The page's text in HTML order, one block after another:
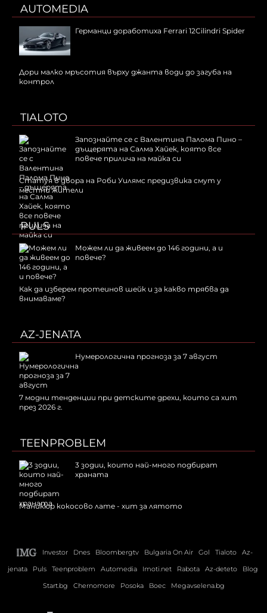
AUTOMEDIA
Германци доработиха Ferrari 12Cilindri Spider
Дори малко мръсотия върху джанта води до загуба на
контрол
TIALOTO
Запознайте се с Валентина Палома Пино –
дъщерята на Салма Хайек, която все
повече прилича на майка си
Статуя в двора на Роби Уилямс предизвика смут у
местни жители
PULS
Можем ли да живеем до 146 години, а и
повече?
Как да изберем протеинов шейк и за какво трябва да
внимаваме?
AZ-JENATA
Нумерологична прогноза за 7 август
7 модни тенденции при детските дрехи, които са хит
през 2026 г.
TEENPROBLEM
3 зодии, които най-много подбират
храната
Маникюр кокосово лате - хит за лятото
Investor Dnes Bloombergtv Bulgaria On Air Gol Tialoto
Az-
jenata
Puls Teenproblem Automedia Imoti.net Rabota Az-deteto
Blog
Start.bg
Chernomore Posoka Boec Megavselena.bg